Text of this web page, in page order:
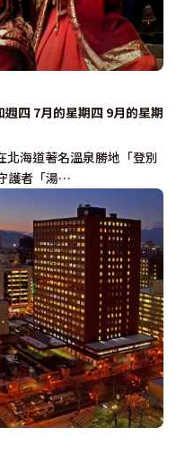
北海道著名溫泉勝地「登別
護者「湯…
四 7月的星期四 9月的星期